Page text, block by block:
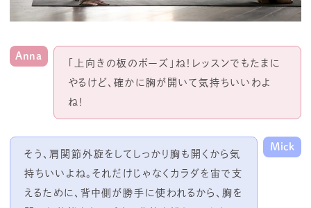
Anna
「上向きの板のポーズ」ね！レッスンでもたまに
やるけど、確かに胸が開いて気持ちいいわよ
ね！
そう、肩関節外旋をしてしっかり胸も開くから気
持ちいいよね。それだけじゃなくカラダを宙で支
えるために、背中側が勝手に使われるから、胸を
Mick